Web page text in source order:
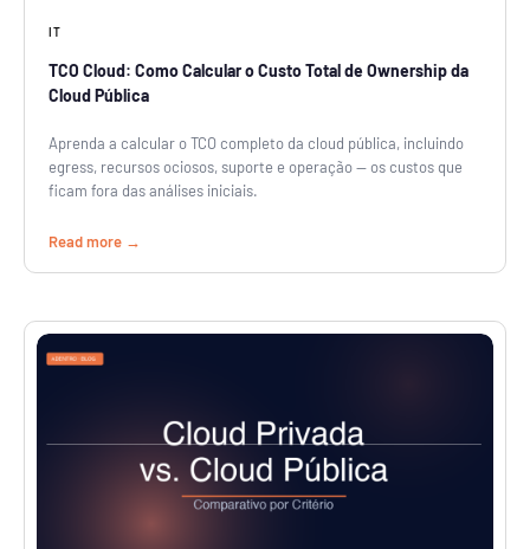
IT
TCO Cloud: Como Calcular o Custo Total de Ownership da
Cloud Pública
Aprenda a calcular o TCO completo da cloud pública, incluindo
egress, recursos ociosos, suporte e operação — os custos que
ficam fora das análises iniciais.
Read more